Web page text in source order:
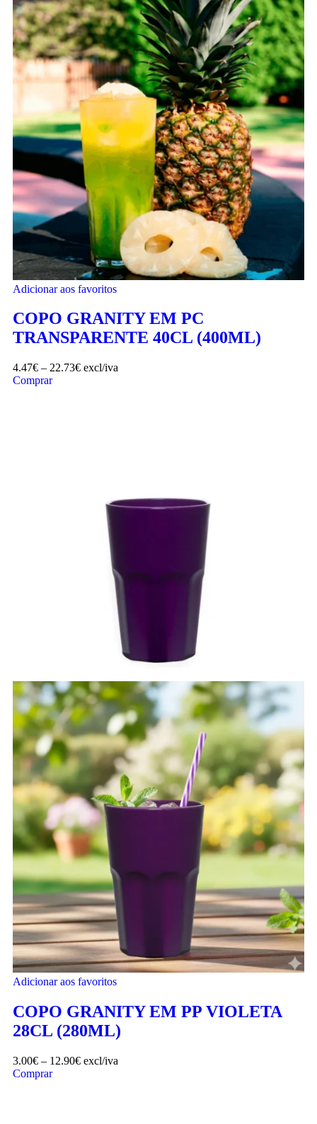
Adicionar aos favoritos
COPO GRANITY EM PC
TRANSPARENTE 40CL (400ML)
4.47€ – 22.73€ excl/iva
Comprar
Adicionar aos favoritos
COPO GRANITY EM PP VIOLETA
28CL (280ML)
3.00€ – 12.90€ excl/iva
Comprar